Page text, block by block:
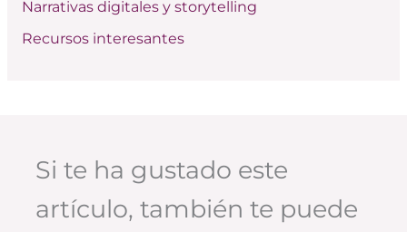
Narrativas digitales y storytelling
Recursos interesantes
Si te ha gustado este
artículo, también te puede